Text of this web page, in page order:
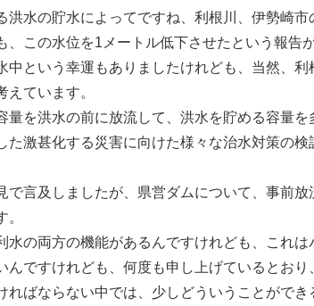
洪水の貯水によってですね、利根川、伊勢崎
、この水位を1メートル低下させたという報告
という幸運もありましたけれども、当然、利
ています。
を洪水の前に放流して、洪水を貯める容量を
た激甚化する災害に向けた様々な治水対策の
言及しましたが、県営ダムについて、事前放
の両方の機能があるんですけれども、これは
んですけれども、何度も申し上げているとお
ればならない中では、少しどういうことがで